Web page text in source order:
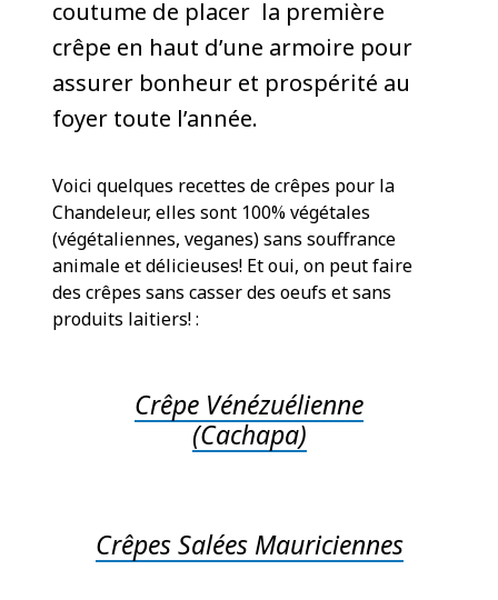
coutume de placer la première
crêpe en haut d’une armoire pour
assurer bonheur et prospérité au
foyer toute l’année.
Voici quelques recettes de crêpes pour la
Chandeleur, elles sont 100% végétales
(végétaliennes, veganes) sans souffrance
animale et délicieuses! Et oui, on peut faire
des crêpes sans casser des oeufs et sans
produits laitiers! :
Crêpe Vénézuélienne
(Cachapa)
Crêpes Salées Mauriciennes